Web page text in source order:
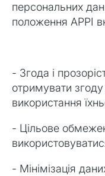
персональних
положення APPI
- Згода і
отримувати згоду
використання
- Цільове
- Мінімізація